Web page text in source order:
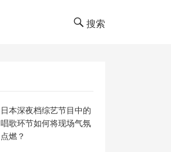
搜索
日本深夜档综艺节目中的
唱歌环节如何将现场气氛
点燃？